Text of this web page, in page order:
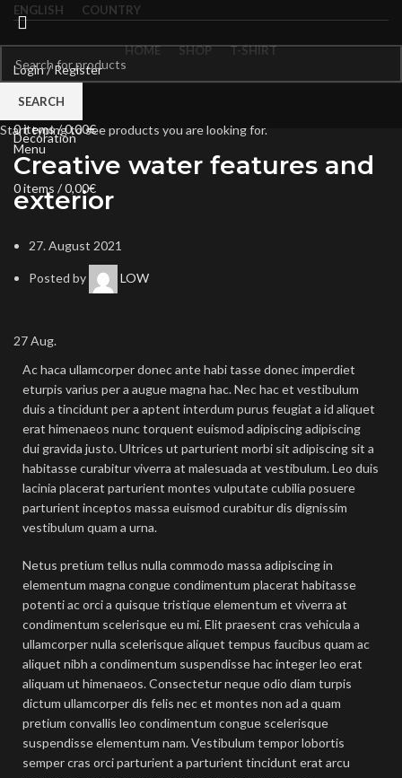
ENGLISH COUNTRY
HOME SHOP T-SHIRT
Login / Register
Wishlist
0items/0,00€
Menu
0items /0,00€
Blog
Decoration
Creative water features and
exterior
27. August 2021
Posted by LOW
27Aug.
Ac haca ullamcorper donec ante habi tasse donec imperdiet
eturpis varius per a augue magna hac. Nec hac et vestibulum
duis a tincidunt per a aptent interdum purus feugiat a id aliquet
erat himenaeos nunc torquent euismod adipiscing adipiscing
dui gravida justo. Ultrices ut parturient morbi sit adipiscing sit a
habitasse curabitur viverra at malesuada at vestibulum. Leo duis
lacinia placerat parturient montes vulputate cubilia posuere
parturient inceptos massa euismod curabitur dis dignissim
vestibulum quam a urna.
Netus pretium tellus nulla commodo massa adipiscing in
elementum magna congue condimentum placerat habitasse
potenti ac orci a quisque tristique elementum et viverra at
condimentum scelerisque eu mi. Elit praesent cras vehicula a
ullamcorper nulla scelerisque aliquet tempus faucibus quam ac
aliquet nibh a condimentum suspendisse hac integer leo erat
aliquam ut himenaeos. Consectetur neque odio diam turpis
dictum ullamcorper dis felis nec et montes non ad a quam
pretium convallis leo condimentum congue scelerisque
suspendisse elementum nam. Vestibulum tempor lobortis
semper cras orci parturient a parturient tincidunt erat arcu
SEARCH
Start typing to see products you are looking for.